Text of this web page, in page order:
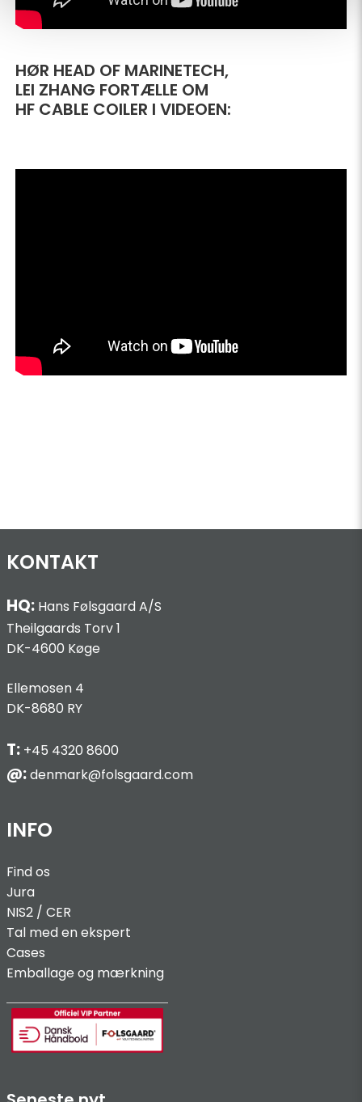
HØR HEAD OF MARINETECH,
LEI ZHANG FORTÆLLE OM
HF CABLE COILER I VIDEOEN:
KONTAKT
HQ: Hans Følsgaard A/S
Theilgaards Torv 1
DK-4600 Køge
Ellemosen 4
DK-8680 RY
T: +45 4320 8600
@:denmark@folsgaard.com
INFO
Find os
Jura
NIS2 / CER
Tal med en ekspert
Cases
Emballage og mærkning